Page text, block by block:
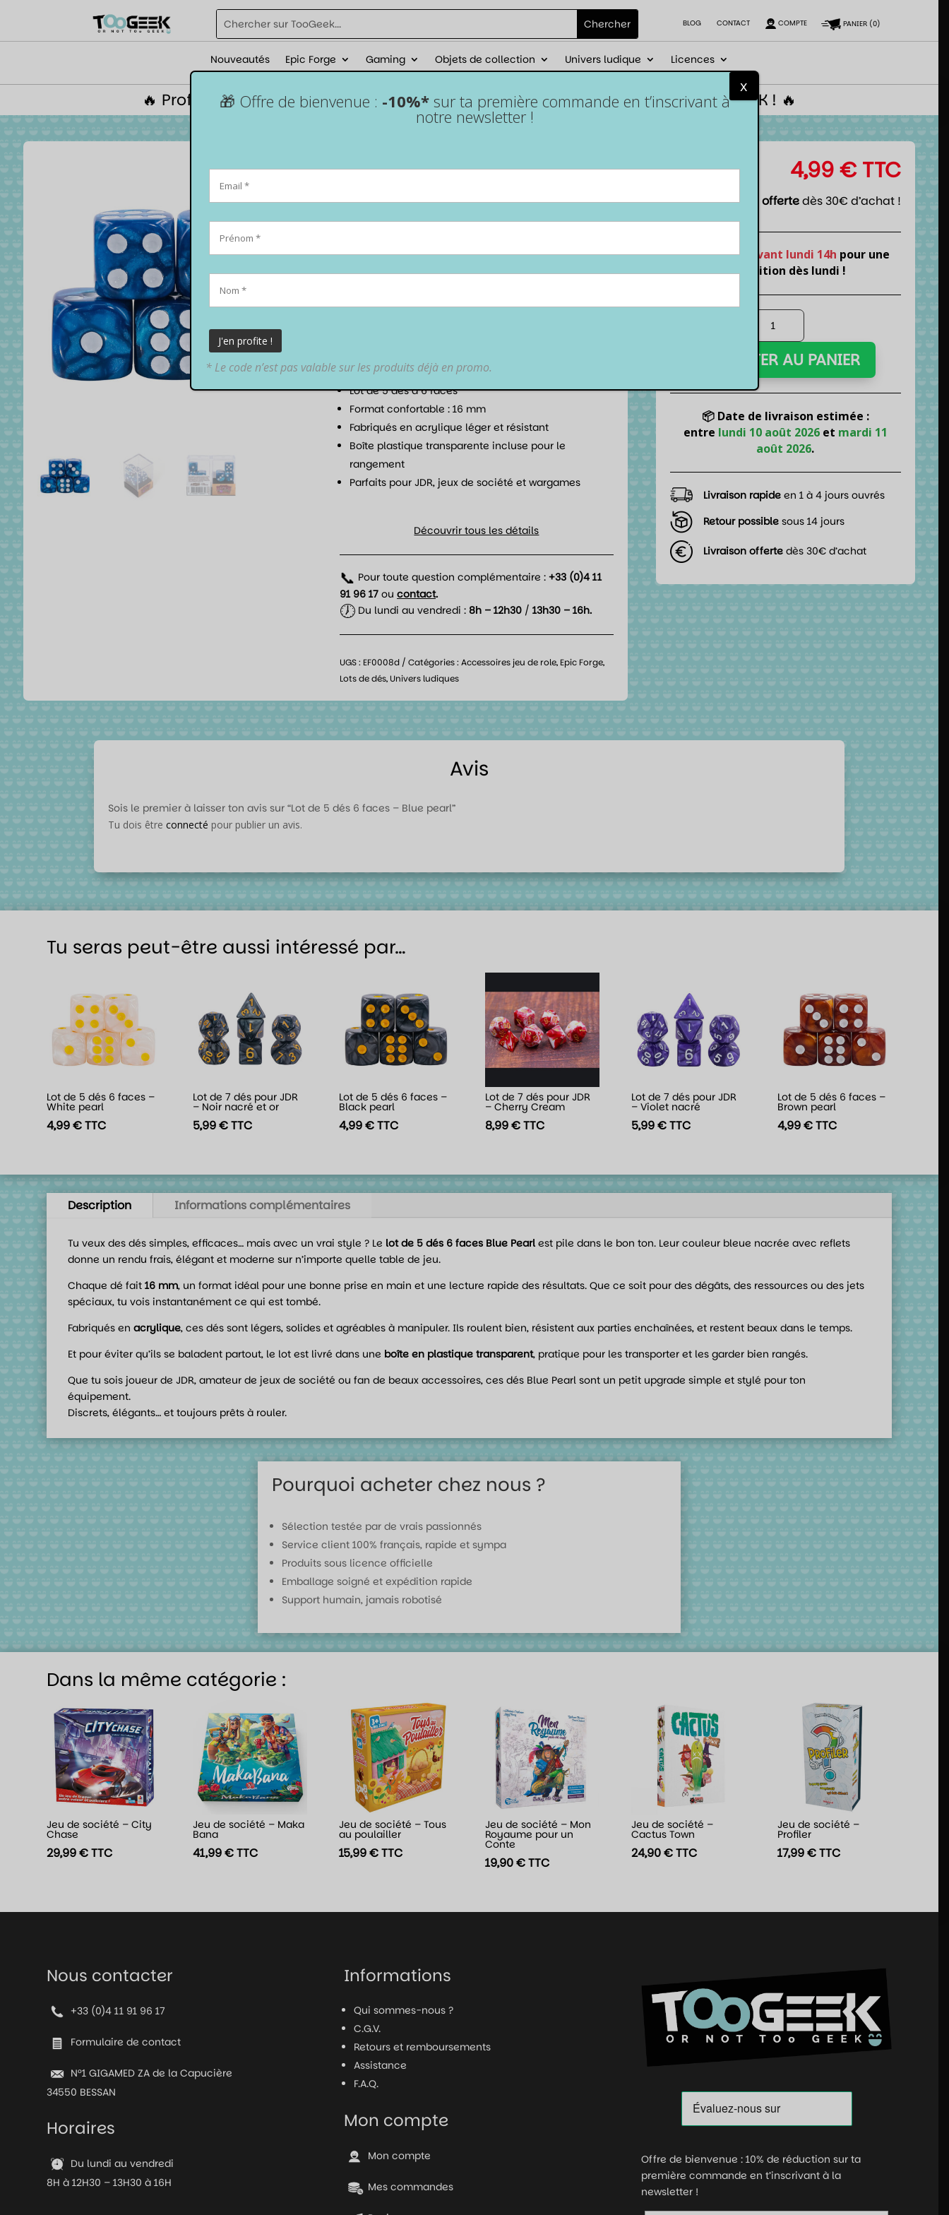
BLOG CONTACT COMPTE PANIER(0)
Nouveautés Epic Forge Gaming Objets de collection Univers ludique Licences
🔥 Profite de 5% de réduction sur ta première commande avec le code NEWGEEK ! 🔥
Lot de 5 dés 6 faces – Blue
FinitionBlue Pearl aux reflets nacrés
Lot de 5 dés à 6 faces
Format confortable : 16 mm
Fabriqués en acrylique léger et résistant
Boîte plastique transparente incluse pour le
rangement
Parfaits pour JDR, jeux de société et wargames
Découvrir tous les détails
📞 Pour toute question complémentaire :+33 (0)4 11
91 96 17 oucontact.
🕖 Du lundi au vendredi : 8h – 12h30 /13h30 – 16h.
UGS : EF0008d Catégories :Accessoires jeu de role, Epic Forge,
Lots de dés, Univers ludiques
4,99€ TTC
Livraison offertedès 30€ d’achat !
Commande avant lundi 14h pour une
expédition dès lundi !
de
6
faces
AJOUTER AU PANIER
📦 Date de livraison estimée :
entre lundi 10 août 2026et mardi 11
août 2026.
Livraison rapide en 1 à 4 jours ouvrés
Retour possible sous 14 jours
Livraison offerte dès 30€ d’achat
Avis
Sois le premier à laisser ton avis sur “Lot de 5 dés 6 faces – Blue pearl”
Tu dois être connecté pour publier un avis.
Tu seras peut-être aussi intéressé par…
Lot de 5 dés 6 faces –
White pearl
4,99€TTC
Lot de 7 dés pour JDR
– Noir nacré et or
5,99€TTC
Lot de 5 dés 6 faces –
Black pearl
4,99€TTC
Lot de 7 dés pour JDR
– Cherry Cream
8,99€TTC
Lot de 7 dés pour JDR
– Violet nacré
5,99€TTC
Lot de 5 dés 6 faces –
Brown pearl
4,99€TTC
Description Informations complémentaires
Tu veux des dés simples, efficaces… mais avec un vrai style ? Le lot de 5 dés 6 faces Blue Pearl est pile dans le bon ton. Leur couleur bleue nacrée avec reflets
donne un rendu frais, élégant et moderne sur n’importe quelle table de jeu.
Chaque dé fait16 mm, un format idéal pour une bonne prise en main et une lecture rapide des résultats. Que ce soit pour des dégâts, des ressources ou des jets
spéciaux, tu vois instantanément ce qui est tombé.
Fabriqués enacrylique, ces dés sont légers, solides et agréables à manipuler. Ils roulent bien, résistent aux parties enchaînées, et restent beaux dans le temps.
Et pour éviter qu’ils se baladent partout, le lot est livré dans une boîte en plastique transparent, pratique pour les transporter et les garder bien rangés.
Que tu sois joueur de JDR, amateur de jeux de société ou fan de beaux accessoires, ces dés Blue Pearl sont un petit upgrade simple et stylé pour ton
équipement.
Discrets, élégants… et toujours prêts à rouler.
Pourquoi acheter chez nous ?
Sélection testée par de vrais passionnés
Service client 100% français, rapide et sympa
Produits sous licence officielle
Emballage soigné et expédition rapide
Support humain, jamais robotisé
Dans la même catégorie :
Jeu de société – City
Chase
29,99€TTC
Jeu de société – Maka
Bana
41,99€TTC
Jeu de société – Tous
au poulailler
15,99€TTC
Jeu de société – Mon
Royaume pour un
Conte
19,90€TTC
Jeu de société –
Cactus Town
24,90€TTC
Jeu de société –
Profiler
17,99€TTC
Nous contacter
+33 (0)4 11 91 96 17
Formulaire de contact
N°1 GIGAMED ZA de la Capucière
34550 BESSAN
Horaires
Du lundi au vendredi
8H à 12H30 – 13H30 à 16H
Informations
Qui sommes-nous ?
C.G.V.
Retours et remboursements
Assistance
F.A.Q.
Mon compte
Mon compte
Mes commandes
Offre de bienvenue : 10% de réduction sur ta
première commande en t’inscrivant à la
newsletter !
🎁 Offre de bienvenue : -10%*sur ta première commande en t’inscrivant à
notre newsletter !
* Le code n’est pas valable sur les produits déjà en promo.
x